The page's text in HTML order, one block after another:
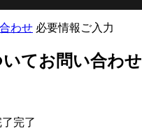
わせ 必要情報ご入力
てお問い合わせ
完了